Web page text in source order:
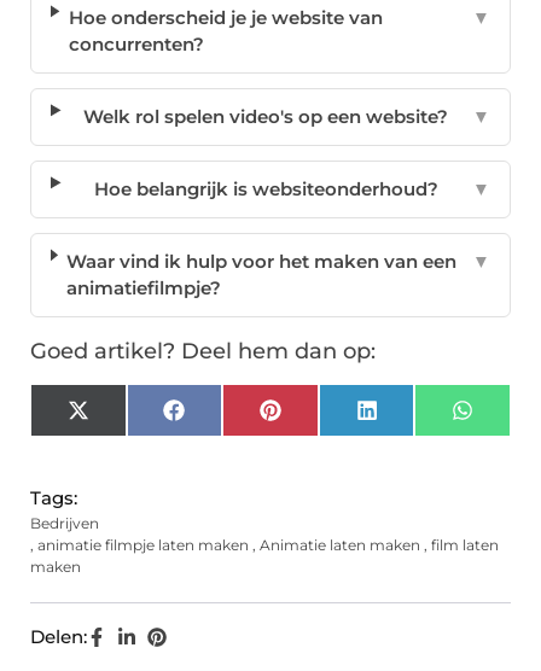
Hoe onderscheid je je website van
concurrenten?
▼
Welk rol spelen video's op een website? ▼
Hoe belangrijk is websiteonderhoud? ▼
Waar vind ik hulp voor het maken van een
animatiefilmpje?
▼
Goed artikel? Deel hem dan op:
X
(Twitter)
FacebookPinterest LinkedIn
Tags:
Bedrijven
, animatie filmpje laten maken , Animatie laten maken , film laten
maken
Delen: